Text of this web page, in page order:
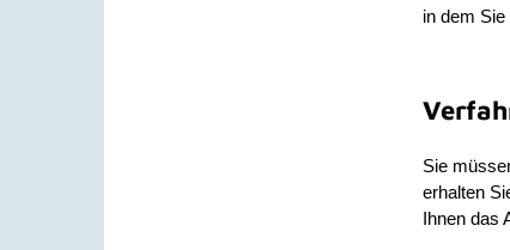
in dem
Sie
erhalten
Ihnen das